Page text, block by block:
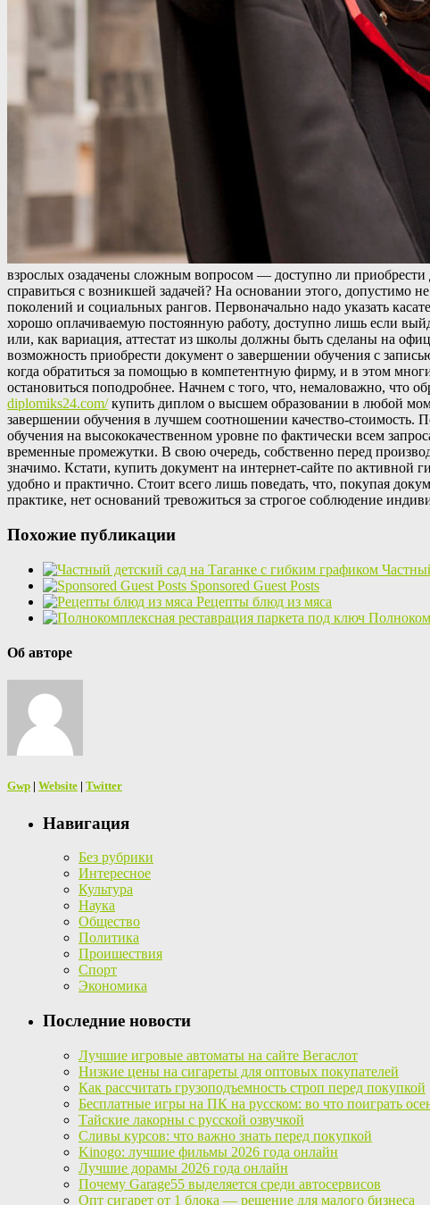
взрoслыx озадачены сложным вопросом — доступно ли приобрести
справиться с возникшей задачей? На основании этого, допустимо
поколений и социальных рангов. Первоначально надо указать
хорошо оплачиваемую постоянную работу, доступно лишь если
или, как вариация, аттестат из школы должны быть сделаны на
возможность приобрести документ о завершении обучения с
когда обратиться за помощью в компетентную фирму, и в этом
остановиться поподробнее. Начнем с того, что, немаловажно, что
diplomiks24.com/купить диплом о высшем образовании в любой
завершении обучения в лучшем соотношении качество-стоимость.
обучения на высококачественном уровне по фактически всем
временные промежутки. В свою очередь, собственно перед
значимо. Кстати, купить документ на интернет-сайте по активной
удобно и практично. Стоит всего лишь поведать, что, покупая
практике, нет оснований тревожиться за строгое соблюдение
Похожие публикации
Sponsored Guest Posts
Рецепты блюд из мяса
Об авторе
Gwp | Website | Twitter
Навигация
Без рубрики
Интересное
Культура
Наука
Общество
Политика
Проишествия
Спорт
Экономика
Последние новости
Лучшие игровые автоматы на сайте Вегаслот
Низкие цены на сигареты для оптовых покупателей
Как рассчитать грузоподъемность строп перед покупкой
Бесплатные игры на ПК на русском: во что поиграть
Тайские лакорны с русской озвучкой
Сливы курсов: что важно знать перед покупкой
Kinogo: лучшие фильмы 2026 года онлайн
Лучшие дорамы 2026 года онлайн
Почему Garage55 выделяется среди автосервисов
Опт сигарет от 1 блока — решение для малого бизнеса